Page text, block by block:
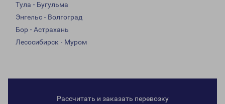
Тула - Бугульма
Энгельс - Волгоград
Бор - Астрахань
Лесосибирск - Муром
Рассчитать и заказать перевозку